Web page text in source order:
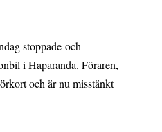
stoppade och
i Haparanda. Föraren,
och är nu misstänkt